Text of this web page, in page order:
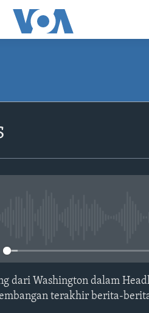
dari Washington dalam
terakhir berita-